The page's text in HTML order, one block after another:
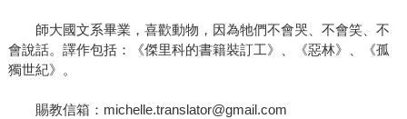
師大國文系畢業，喜歡動物，因為牠們不會哭、不會笑、不
會說話。譯作包括：《傑里科的書籍裝訂工》、《惡林》、《孤
獨世紀》。
賜教信箱：michelle.translator@gmail.com